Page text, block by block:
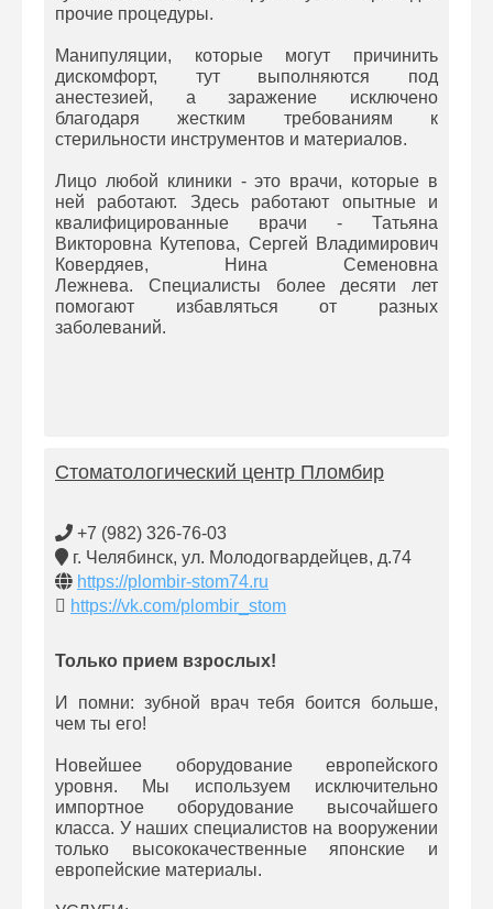
прочие процедуры.
Манипуляции, которые могут причинить
дискомфорт, тут выполняются под
анестезией, а заражение исключено
благодаря жестким требованиям к
стерильности инструментов и материалов.
Лицо любой клиники - это врачи, которые в
ней работают. Здесь работают опытные и
квалифицированные врачи - Татьяна
Викторовна Кутепова, Сергей Владимирович
Ковердяев, Нина Семеновна
Лежнева. Специалисты более десяти лет
помогают избавляться от разных
заболеваний.
Стоматологический центр Пломбир
+7 (982) 326-76-03
г. Челябинск, ул. Молодогвардейцев, д.74
https://plombir-stom74.ru
https://vk.com/plombir_stom
Только прием взрослых!
И помни: зубной врач тебя боится больше,
чем ты его!
Новейшее оборудование европейского
уровня. Мы используем исключительно
импортное оборудование высочайшего
класса. У наших специалистов на вооружении
только высококачественные японские и
европейские материалы.